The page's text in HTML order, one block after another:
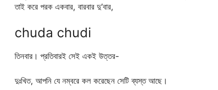
তাই করে পরক একবার, বারবার দু’বার,
chuda chudi
তিনবার। প্রতিবারই সেই একই উত্তর-
দুঃখিত, আপনি যে নম্বরে কল করেছেন সেটি ব্যস্ত আছে।